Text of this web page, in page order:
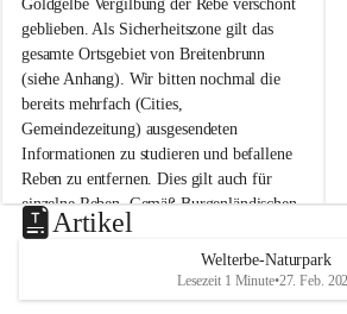
b
r
u
n
n
a
m
N
e
u
s
d
Goldgelbe Vergilbung der Rebe verschont
geblieben. Als Sicherheitszone gilt das
gesamte Ortsgebiet von Breitenbrunn
(siehe Anhang). Wir bitten nochmal die
bereits mehrfach (Cities,
Gemeindezeitung) ausgesendeten
Informationen zu studieren und befallene
Reben zu entfernen. Dies gilt auch für
einzelne Reben. Gemäß Burgenländischen
Weinbaugesetz sind nicht gepflegte oder
unzulässige Weingärten zu roden! Bitte
helfen wir zusammen um unsere Winzer
vor den prognostizierten Ernteausfällen
Artikel
Welterbe-Naturpark
Lesezeit 1 Minute•27. Feb.